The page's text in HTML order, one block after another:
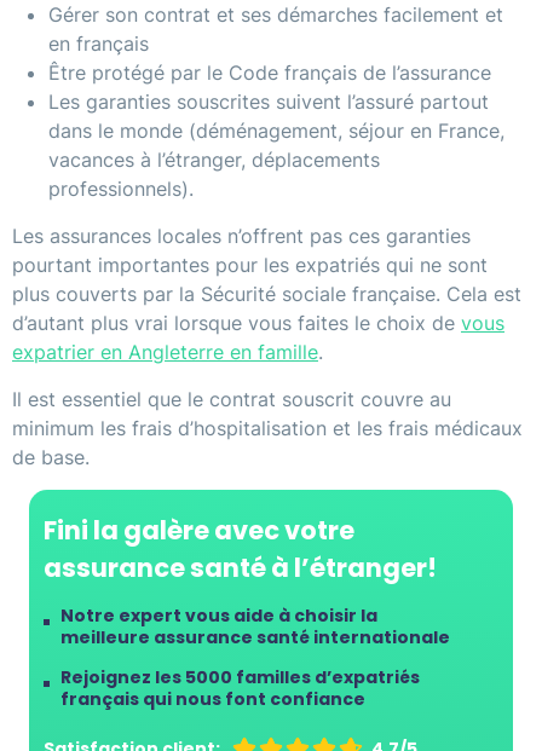
Gérer son contrat et ses démarches facilement et
en français
Être protégé par le Code français de l’assurance
Les garanties souscrites suivent l’assuré partout
dans le monde (déménagement, séjour en France,
vacances à l’étranger, déplacements
professionnels).
Les assurances locales n’offrent pas ces garanties
pourtant importantes pour les expatriés qui ne sont
plus couverts par la Sécurité sociale française. Cela est
d’autant plus vrai lorsque vous faites le choix de vous
expatrier en Angleterre en famille.
Il est essentiel que le contrat souscrit couvre au
minimum les frais d’hospitalisation et les frais médicaux
de base.
Fini la galère avec votre
assurance santé à l’étranger!
Notre expert vous aide à choisir la
meilleure assurance santé internationale
Rejoignez les 5000 familles d’expatriés
français qui nous font confiance